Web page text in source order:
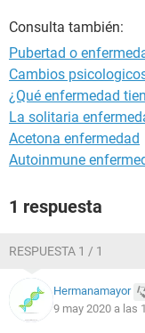
Consulta también:
Pubertad o
Cambios
¿Qué enfermedad
La solitaria
Acetona enfermedad
Autoinmune
1 respuesta
RESPUESTA 1 / 1
Hermanamayor
9 may 2020 a las